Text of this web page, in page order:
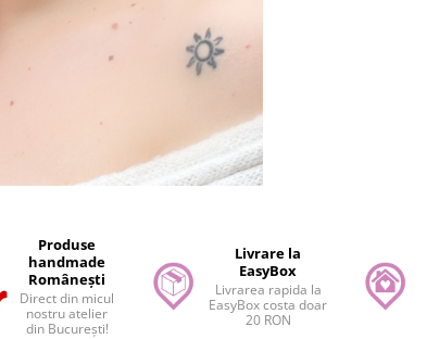
Facebook
Produse
handmade
Românești
Direct din micul
nostru atelier
din București!
Livrare la
EasyBox
Livrarea rapida la
EasyBox costa doar
20 RON